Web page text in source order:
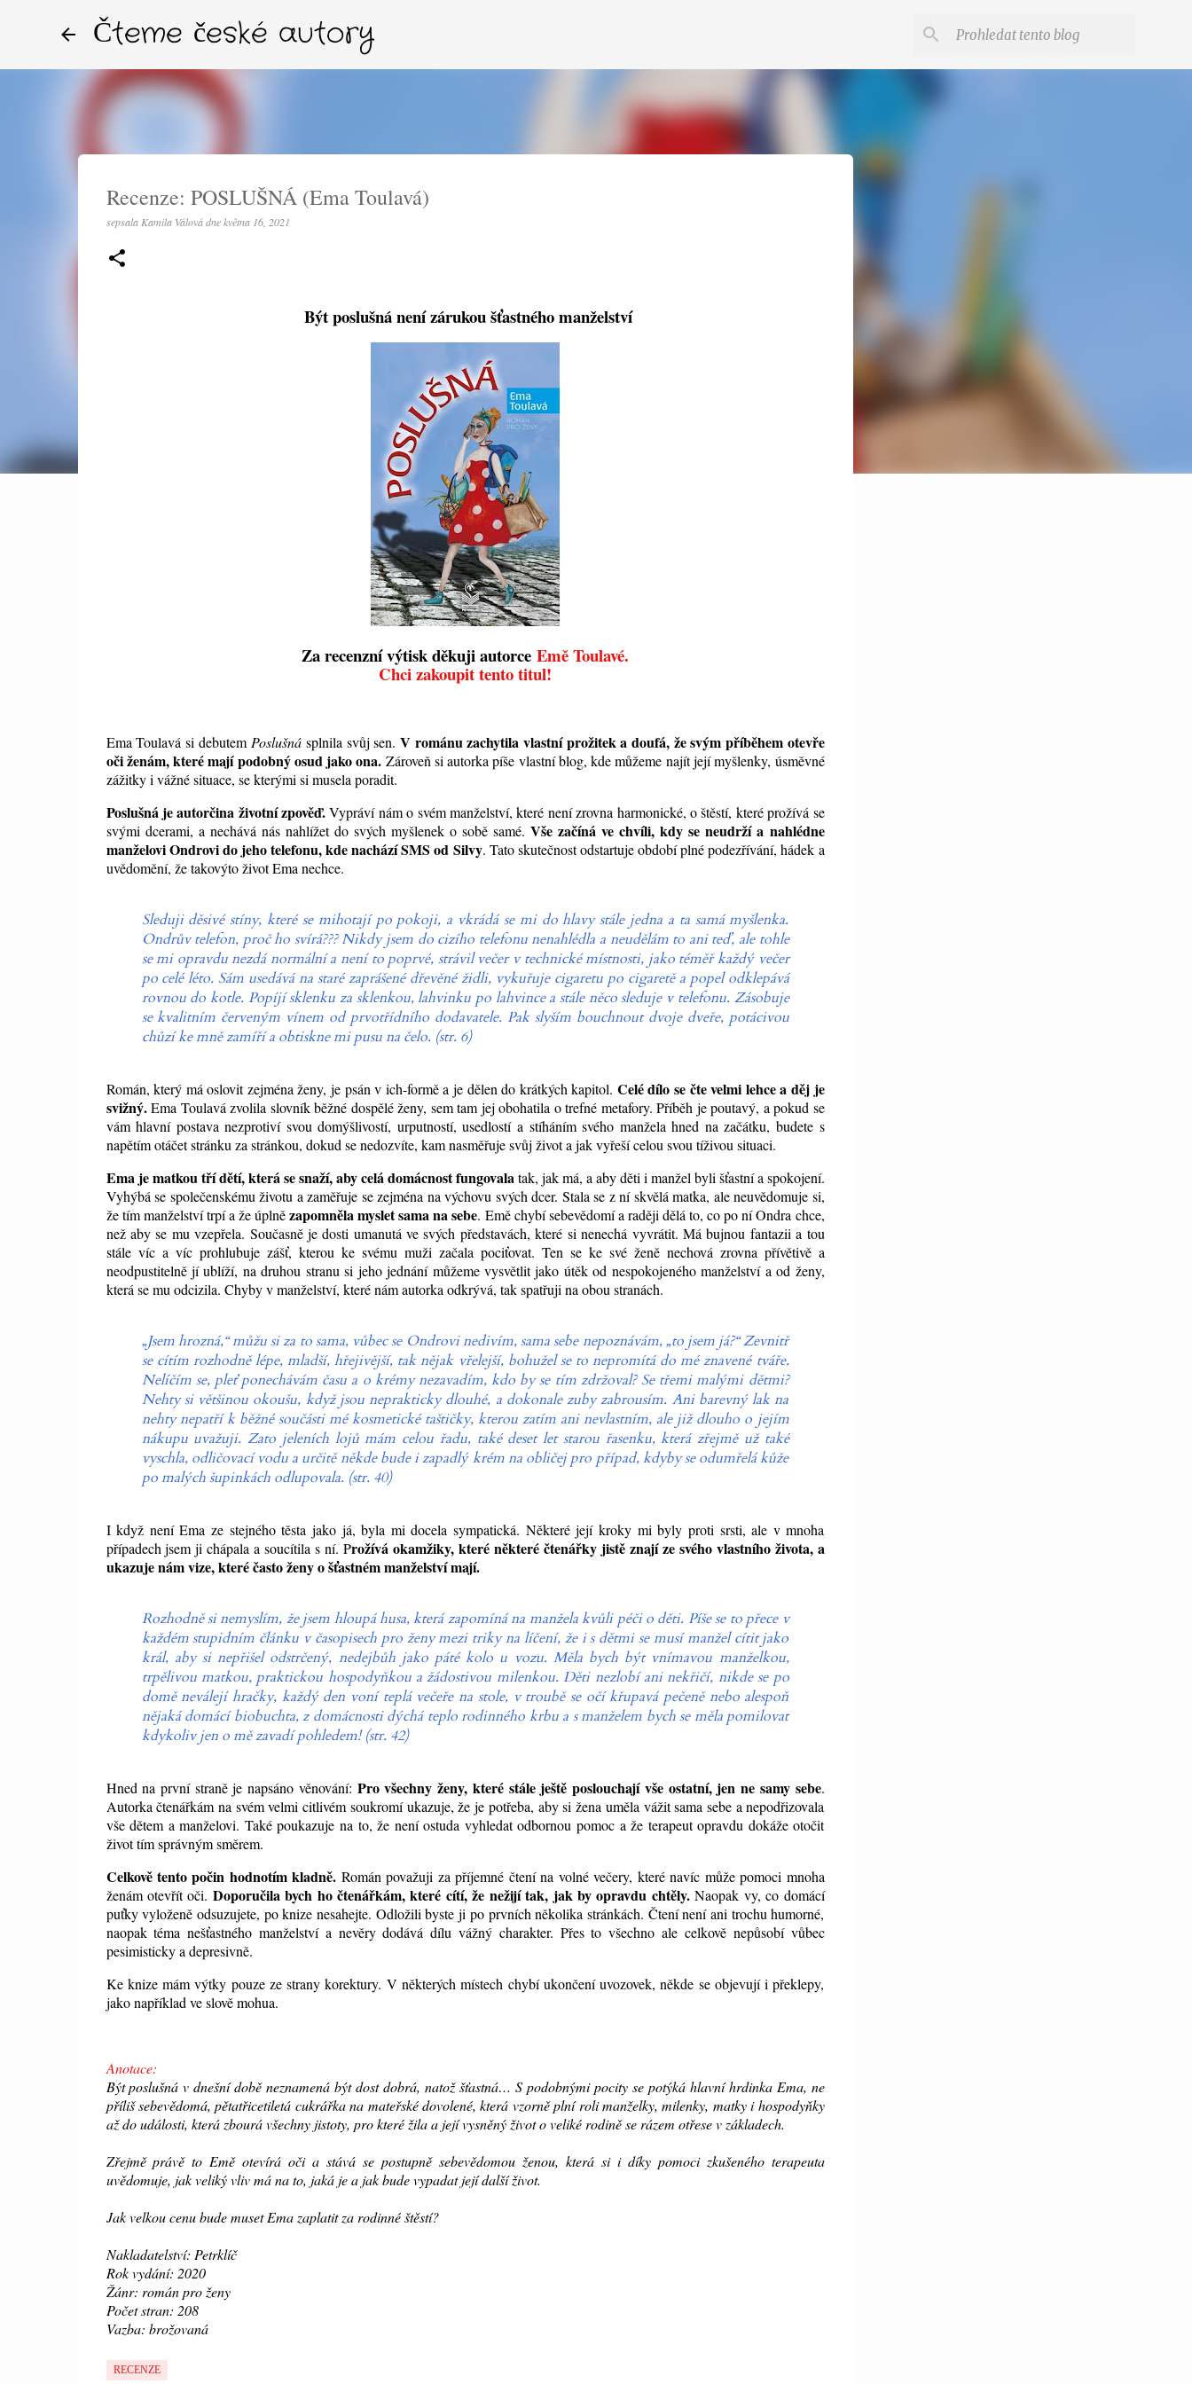
Čteme české autory
Recenze: POSLUŠNÁ (Ema Toulavá)
sepsala Kamila Válová dnekvětna 16, 2021
Být poslušná není zárukou šťastného manželství
Za recenzní výtisk děkuji autorce Emě Toulavé.
Chci zakoupit tento titul!
Ema Toulavá si debutem Poslušná splnila svůj sen. V románu zachytila vlastní prožitek a doufá, že svým příběhem otevře
oči ženám, které mají podobný osud jako ona. Zároveň si autorka píše vlastní blog, kde můžeme najít její myšlenky, úsměvné
zážitky i vážné situace, se kterými si musela poradit.
Poslušná je autorčina životní zpověď.Vypráví nám o svém manželství, které není zrovna harmonické, o štěstí, které prožívá se
svými dcerami, a nechává nás nahlížet do svých myšlenek o sobě samé.Vše začíná ve chvíli, kdy se neudrží a nahlédne
manželovi Ondrovi do jeho telefonu, kde nachází SMS od Silvy. Tato skutečnost odstartuje období plné podezřívání, hádek a
uvědomění, že takovýto život Ema nechce.
Sleduji děsivé stíny, které se mihotají po pokoji, a vkrádá se mi do hlavy stále jedna a ta samá myšlenka.
Ondrův telefon, proč ho svírá??? Nikdy jsem do cizího telefonu nenahlédla a neudělám to ani teď, ale tohle
se mi opravdu nezdá normální a není to poprvé, strávil večer v technické místnosti, jako téměř každý večer
po celé léto. Sám usedává na staré zaprášené dřevěné židli, vykuřuje cigaretu po cigaretě a popel odklepává
rovnou do kotle. Popíjí sklenku za sklenkou, lahvinku po lahvince a stále něco sleduje v telefonu. Zásobuje
se kvalitním červeným vínem od prvotřídního dodavatele. Pak slyším bouchnout dvoje dveře, potácivou
chůzí ke mně zamíří a obtiskne mi pusu na čelo. (str. 6)
Román, který má oslovit zejména ženy, je psán v ich-formě a je dělen do krátkých kapitol. Celé dílo se čte velmi lehce a děj je
svižný.Ema Toulavá zvolila slovník běžné dospělé ženy, sem tam jej obohatila o trefné metafory. Příběh je poutavý, a pokud se
vám hlavní postava nezprotiví svou domýšlivostí, urputností, usedlostí a stíháním svého manžela hned na začátku, budete s
napětím otáčet stránku za stránkou, dokud se nedozvíte, kam nasměřuje svůj život a jak vyřeší celou svou tíživou situaci.
Ema je matkou tří dětí, která se snaží, aby celá domácnost fungovala tak, jak má, a aby děti i manžel byli šťastní a spokojení.
Vyhýbá se společenskému životu a zaměřuje se zejména na výchovu svých dcer. Stala se z ní skvělá matka, ale neuvědomuje si,
že tím manželství trpí a že úplnězapomněla myslet sama na sebe. Emě chybí sebevědomí a raději dělá to, co po ní Ondra chce,
než aby se mu vzepřela. Současně je dosti umanutá ve svých představách, které si nenechá vyvrátit. Má bujnou fantazii a tou
stále víc a víc prohlubuje zášť, kterou ke svému muži začala pociťovat. Ten se ke své ženě nechová zrovna přívětivě a
neodpustitelně jí ublíží, na druhou stranu si jeho jednání můžeme vysvětlit jako útěk od nespokojeného manželství a od ženy,
která se mu odcizila. Chyby v manželství, které nám autorka odkrývá, tak spatřuji na obou stranách.
„Jsem hrozná,“ můžu si za to sama, vůbec se Ondrovi nedivím, sama sebe nepoznávám, „to jsem já?“ Zevnitř
se cítím rozhodně lépe, mladší, hřejivější, tak nějak vřelejší, bohužel se to nepromítá do mé znavené tváře.
Nelíčím se, pleť ponechávám času a o krémy nezavadím, kdo by se tím zdržoval? Se třemi malými dětmi?
Nehty si většinou okoušu, když jsou neprakticky dlouhé, a dokonale zuby zabrousím. Ani barevný lak na
nehty nepatří k běžné součásti mé kosmetické taštičky, kterou zatím ani nevlastním, ale již dlouho o jejím
nákupu uvažuji. Zato jeleních lojů mám celou řadu, také deset let starou řasenku, která zřejmě už také
vyschla, odličovací vodu a určitě někde bude i zapadlý krém na obličej pro případ, kdyby se odumřelá kůže
po malých šupinkách odlupovala. (str. 40)
I když není Ema ze stejného těsta jako já, byla mi docela sympatická. Některé její kroky mi byly proti srsti, ale v mnoha
případech jsem ji chápala a soucítila s ní. Prožívá okamžiky, které některé čtenářky jistě znají ze svého vlastního života, a
ukazuje nám vize, které často ženy o šťastném manželství mají.
Rozhodně si nemyslím, že jsem hloupá husa, která zapomíná na manžela kvůli péči o děti. Píše se to přece v
každém stupidním článku v časopisech pro ženy mezi triky na líčení, že i s dětmi se musí manžel cítit jako
král, aby si nepřišel odstrčený, nedejbůh jako páté kolo u vozu. Měla bych být vnímavou manželkou,
trpělivou matkou, praktickou hospodyňkou a žádostivou milenkou. Děti nezlobí ani nekřičí, nikde se po
domě neválejí hračky, každý den voní teplá večeře na stole, v troubě se očí křupavá pečeně nebo alespoň
nějaká domácí biobuchta, z domácnosti dýchá teplo rodinného krbu a s manželem bych se měla pomilovat
kdykoliv jen o mě zavadí pohledem! (str. 42)
Hned na první straně je napsáno věnování: Pro všechny ženy, které stále ještě poslouchají vše ostatní, jen ne samy sebe.
Autorka čtenářkám na svém velmi citlivém soukromí ukazuje, že je potřeba, aby si žena uměla vážit sama sebe a nepodřizovala
vše dětem a manželovi. Také poukazuje na to, že není ostuda vyhledat odbornou pomoc a že terapeut opravdu dokáže otočit
život tím správným směrem.
Celkově tento počin hodnotím kladně. Román považuji za příjemné čtení na volné večery, které navíc může pomoci mnoha
ženám otevřít oči. Doporučila bych ho čtenářkám, které cítí, že nežijí tak, jak by opravdu chtěly.Naopak vy, co domácí
puťky vyloženě odsuzujete, po knize nesahejte. Odložili byste ji po prvních několika stránkách. Čtení není ani trochu humorné,
naopak téma nešťastného manželství a nevěry dodává dílu vážný charakter. Přes to všechno ale celkově nepůsobí vůbec
pesimisticky a depresivně.
Ke knize mám výtky pouze ze strany korektury. V některých místech chybí ukončení uvozovek, někde se objevují i překlepy,
jako například ve slově mohua.
Anotace:
Být poslušná v dnešní době neznamená být dost dobrá, natož šťastná… S podobnými pocity se potýká hlavní hrdinka Ema, ne
příliš sebevědomá, pětatřicetiletá cukrářka na mateřské dovolené, která vzorně plní roli manželky, milenky, matky i hospodyňky
až do události, která zbourá všechny jistoty, pro které žila a její vysněný život o veliké rodině se rázem otřese v základech.
Zřejmě právě to Emě otevírá oči a stává se postupně sebevědomou ženou, která si i díky pomoci zkušeného terapeuta
uvědomuje, jak veliký vliv má na to, jaká je a jak bude vypadat její další život.
Jak velkou cenu bude muset Ema zaplatit za rodinné štěstí?
Nakladatelství: Petrklíč
Rok vydání: 2020
Žánr: román pro ženy
Počet stran: 208
Vazba: brožovaná
RECENZE